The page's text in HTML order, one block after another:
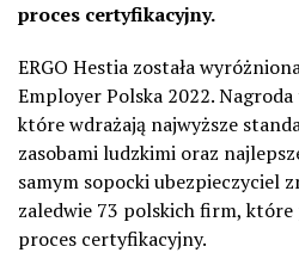
proces certyfikacyjny.
ERGO Hestia została
Employer Polska 2022.
które wdrażają najwyższe
zasobami ludzkimi oraz
samym sopocki ubezpieczyciel
zaledwie 73 polskich firm, które
proces certyfikacyjny.